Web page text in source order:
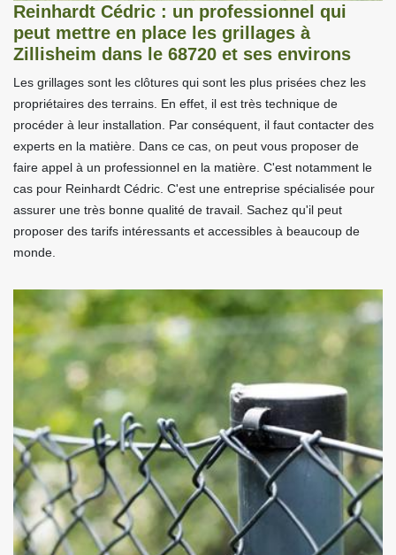
Reinhardt Cédric : un professionnel qui
peut mettre en place les grillages à
Zillisheim dans le 68720 et ses environs
Les grillages sont les clôtures qui sont les plus prisées chez les
propriétaires des terrains. En effet, il est très technique de
procéder à leur installation. Par conséquent, il faut contacter des
experts en la matière. Dans ce cas, on peut vous proposer de
faire appel à un professionnel en la matière. C'est notamment le
cas pour Reinhardt Cédric. C'est une entreprise spécialisée pour
assurer une très bonne qualité de travail. Sachez qu'il peut
proposer des tarifs intéressants et accessibles à beaucoup de
monde.